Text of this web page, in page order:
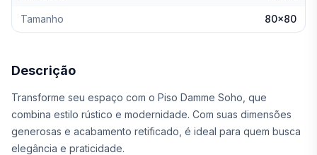
Tamanho 80x80
Descrição
Transforme seu espaço com o Piso Damme Soho, que
combina estilo rústico e modernidade. Com suas dimensões
generosas e acabamento retificado, é ideal para quem busca
elegância e praticidade.